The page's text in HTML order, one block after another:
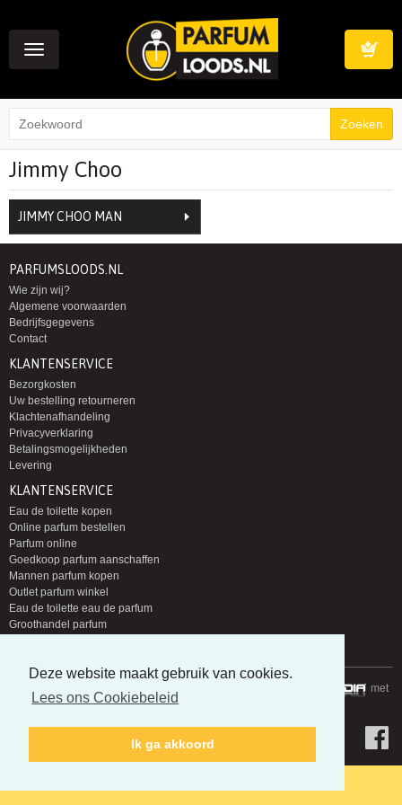
Deze website maakt gebruik van cookies.
Lees ons Cookiebeleid
Ik ga akkoord
Toggle
navigation
Jimmy Choo
JIMMY CHOO MAN
PARFUMSLOODS.NL
Wie zijn wij?
Algemene voorwaarden
Bedrijfsgegevens
Contact
KLANTENSERVICE
Bezorgkosten
Uw bestelling retourneren
Klachtenafhandeling
Privacyverklaring
Betalingsmogelijkheden
Levering
KLANTENSERVICE
Eau de toilette kopen
Online parfum bestellen
Parfum online
Goedkoop parfum aanschaffen
Mannen parfum kopen
Outlet parfum winkel
Eau de toilette eau de parfum
Groothandel parfum
met